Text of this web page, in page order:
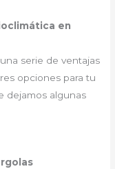
en
serie de ventajas
opciones para tu
dejamos algunas